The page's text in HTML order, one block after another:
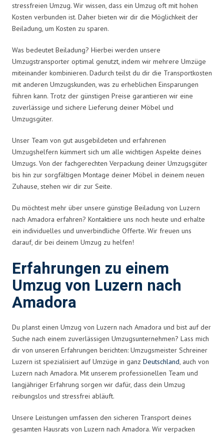
stressfreien Umzug. Wir wissen, dass ein Umzug oft mit hohen
Kosten verbunden ist. Daher bieten wir dir die Möglichkeit der
Beiladung, um Kosten zu sparen.
Was bedeutet Beiladung? Hierbei werden unsere
Umzugstransporter optimal genutzt, indem wir mehrere Umzüge
miteinander kombinieren. Dadurch teilst du dir die Transportkosten
mit anderen Umzugskunden, was zu erheblichen Einsparungen
führen kann. Trotz der günstigen Preise garantieren wir eine
zuverlässige und sichere Lieferung deiner Möbel und
Umzugsgüter.
Unser Team von gut ausgebildeten und erfahrenen
Umzugshelfern kümmert sich um alle wichtigen Aspekte deines
Umzugs. Von der fachgerechten Verpackung deiner Umzugsgüter
bis hin zur sorgfältigen Montage deiner Möbel in deinem neuen
Zuhause, stehen wir dir zur Seite.
Du möchtest mehr über unsere günstige Beiladung von Luzern
nach Amadora erfahren? Kontaktiere uns noch heute und erhalte
ein individuelles und unverbindliche Offerte. Wir freuen uns
darauf, dir bei deinem Umzug zu helfen!
Erfahrungen zu einem
Umzug von Luzern nach
Amadora
Du planst einen Umzug von Luzern nach Amadora und bist auf der
Suche nach einem zuverlässigen Umzugsunternehmen? Lass mich
dir von unseren Erfahrungen berichten: Umzugsmeister Schreiner
Luzern ist spezialisiert auf Umzüge in ganz Deutschland, auch von
Luzern nach Amadora. Mit unserem professionellen Team und
langjähriger Erfahrung sorgen wir dafür, dass dein Umzug
reibungslos und stressfrei abläuft.
Unsere Leistungen umfassen den sicheren Transport deines
gesamten Hausrats von Luzern nach Amadora. Wir verpacken